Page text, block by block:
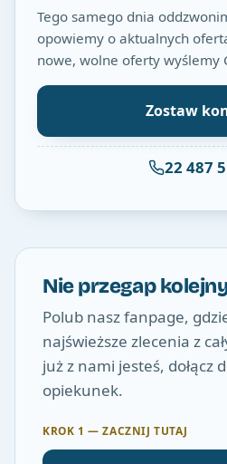
Tego samego dnia
opowiemy o aktualnych
nowe, wolne oferty wyślemy
Zostaw
22 487
Nie przegap
Polub nasz fanpage,
najświeższe zlecenia z
już z nami jesteś, dołącz
opiekunek.
KROK 1 — ZACZNIJ TUTAJ